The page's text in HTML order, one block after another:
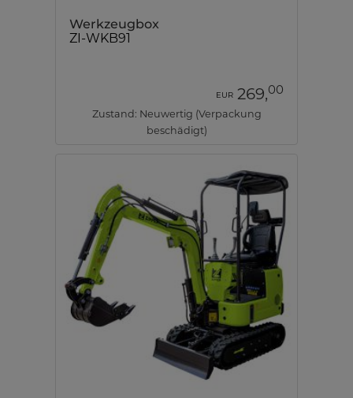
Werkzeugbox
ZI-WKB91
EUR 269,00
Zustand: Neuwertig (Verpackung
beschädigt)